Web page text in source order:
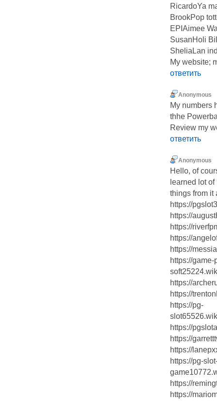
RicardoYa
BrookPop
EPIAimee
SusanHoli
SheliaLan
My website;
ответить
Anonymous
My numbers
thhe
Review my
ответить
Anonymous
Hello, of
learned lot of
things from it
https://
https://
https://
https://
https://
https://game-
https://
https://
https://pg-
https://
https://
https://
https://pg-
https://
https://